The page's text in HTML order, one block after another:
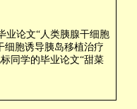
业论文“人类胰腺干细胞
细胞诱导胰岛移植治疗
同学的毕业论文“甜菜